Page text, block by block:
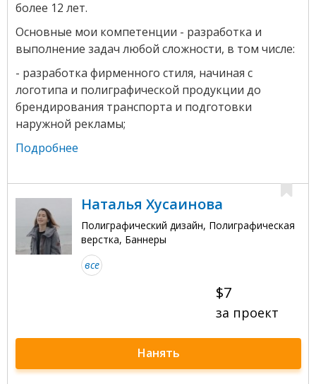
более 12 лет.
Основные мои компетенции - разработка и
выполнение задач любой сложности, в том числе:
- разработка фирменного стиля, начиная с
логотипа и полиграфической продукции до
брендирования транспорта и подготовки
наружной рекламы;
Подробнее
Наталья Хусаинова
Полиграфический дизайн, Полиграфическая
верстка, Баннеры
все
$7
за проект
Нанять